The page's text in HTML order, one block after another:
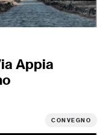
Appia
CONVEGNO